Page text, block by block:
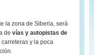
la zona de Siberia, será
de vías y autopistas de
y la poca